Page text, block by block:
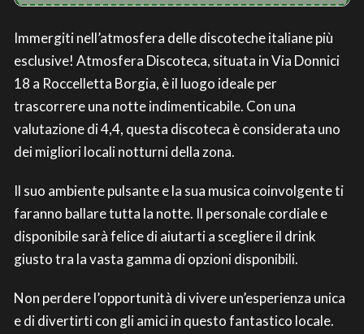
Immergiti nell’atmosfera delle discoteche italiane più
esclusive! Atmosfera Discoteca, situata in Via Donnici
18 a Roccelletta Borgia, è il luogo ideale per
trascorrere una notte indimenticabile. Con una
valutazione di 4,4, questa discoteca è considerata uno
dei migliori locali notturni della zona.
Il suo ambiente pulsante e la sua musica coinvolgente ti
faranno ballare tutta la notte. Il personale cordiale e
disponibile sarà felice di aiutarti a scegliere il drink
giusto tra la vasta gamma di opzioni disponibili.
Non perdere l’opportunità di vivere un’esperienza unica
e di divertirti con gli amici in questo fantastico locale.